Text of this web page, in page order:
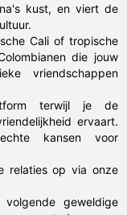
kust, en viert de
Cali of tropische
die jouw
vriendschappen
terwijl je de
ervaart.
kansen voor
relaties op via onze
geweldige